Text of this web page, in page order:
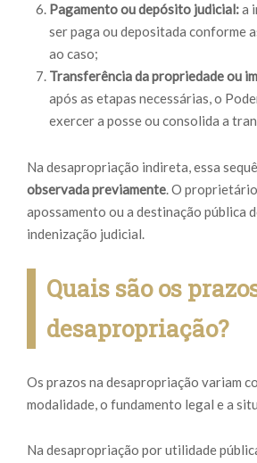
Pagamento ou depósito judicial:a
ser paga ou depositada conforme
ao caso;
Transferência da propriedade ou
após as etapas necessárias, o
exercer a posse ou consolida a
Na desapropriação indireta, essa
observada previamente. O
apossamento ou a destinação pública
indenização judicial.
Quais são os
desapropriação?
Os prazos na desapropriação variam
modalidade, o fundamento legal e a
Na desapropriação por utilidade